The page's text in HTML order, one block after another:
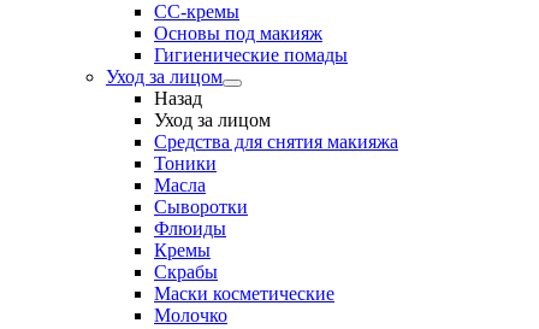
CC-кремы
Основы под макияж
Гигиенические помады
Уход за лицом
Назад
Уход за лицом
Средства для снятия макияжа
Тоники
Масла
Сыворотки
Флюиды
Кремы
Скрабы
Маски косметические
Молочко